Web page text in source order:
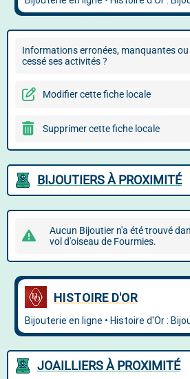
Informations erronées, manquantes
cessé ses activités ?
Modifier cette fiche locale
Supprimer cette fiche locale
BIJOUTIERS À PROXIMITÉ
Aucun Bijoutier n'a été trouvé
vol d'oiseau de Fourmies.
JOAILLIERS À PROXIMITÉ